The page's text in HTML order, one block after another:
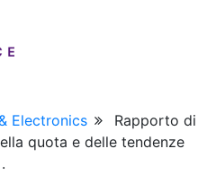
Electronics
Rapporto di
quota e delle tendenze